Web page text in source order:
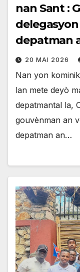
nan Sant :
depatman
20 MAI 2026
Nan yon
lan mete deyò
depatmantal la,
gouvènman an
depatman an…